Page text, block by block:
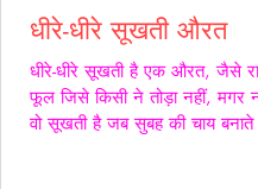
धीरे-धीरे सूखती औरत
धीरे-धीरे सूखती है एक औरत, जैसे
फूल जिसे किसी ने तोड़ा नहीं, मगर
वो सूखती है जब सुबह की चाय